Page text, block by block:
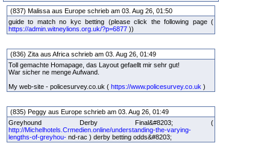
(837) Malissa aus Europe schrieb am 03. Aug 26, 01:50
guide to match no kyc betting (please click the following page (
https://admin.witneylions.org.uk/?p=6877 ))
(836) Zita aus Africa schrieb am 03. Aug 26, 01:49
Toll gemachte Homapage, das Layout gefaellt mir sehr gut!
War sicher ne menge Aufwand.
My web-site - policesurvey.co.uk ( https://www.policesurvey.co.uk )
(835) Peggy aus Europe schrieb am 03. Aug 26, 01:49
Greyhound Derby Final&#8203; (
http://Michelhotels.Crmedien.online/understanding-the-varying-
lengths-of-greyhou- nd-rac ) derby betting odds&#8203;